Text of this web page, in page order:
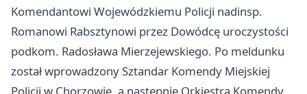
Komendantowi Wojewódzkiemu Policji nadinsp.
Romanowi Rabsztynowi przez Dowódcę uroczystości
podkom. Radosława Mierzejewskiego. Po meldunku
został wprowadzony Sztandar Komendy Miejskiej